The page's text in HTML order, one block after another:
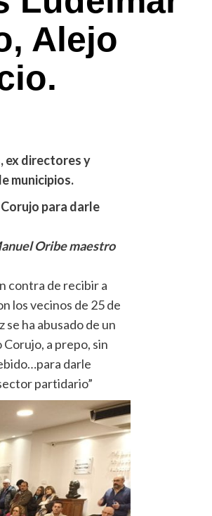
Alejo
ex directores y
municipios.
para darle
Oribe maestro
contra de recibir a
los vecinos de 25 de
ha abusado de un
a prepo, sin
darle
partidario”